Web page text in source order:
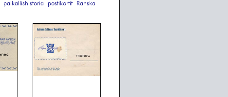
paikallishistoria postikortit
Ranska